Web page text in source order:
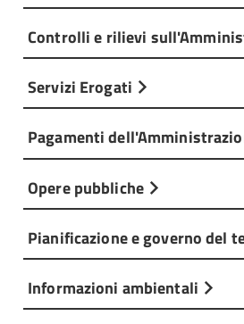
Controlli e rilievi
Servizi Erogati
Pagamenti
Opere pubbliche
Pianificazione e governo del
Informazioni ambientali